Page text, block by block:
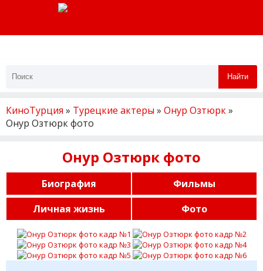
Найти
КиноТурция » Турецкие актеры » Онур Озтюрк»
Онур Озтюрк фото
Онур Озтюрк фото
Биография
Фильмы
Личная жизнь
Фото